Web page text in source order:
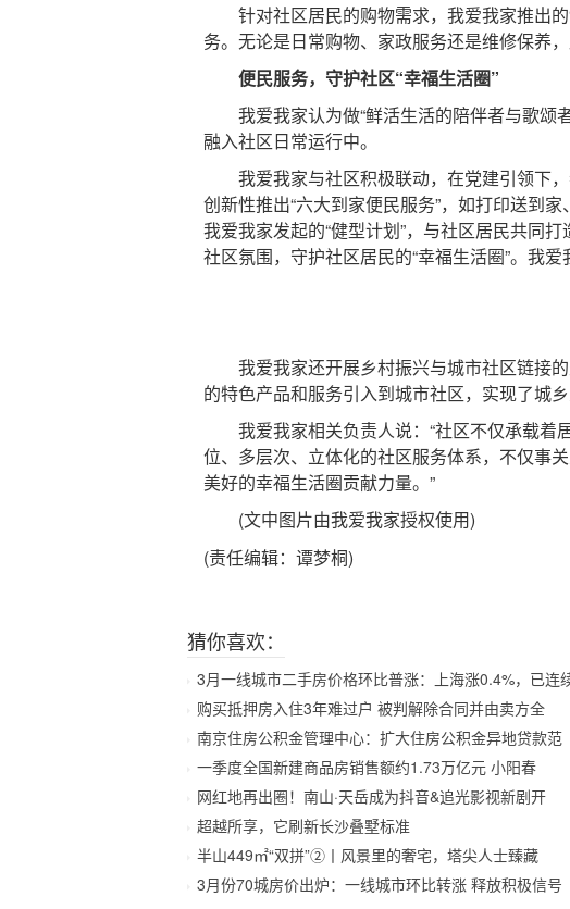
针对社区居民的购物需求，我爱我家推出的
务。无论是日常购物、家政服务还是维修保养
便民服务，守护社区“幸福生活圈”
我爱我家认为做“鲜活生活的陪伴者与歌颂
融入社区日常运行中。
我爱我家与社区积极联动，在党建引领下，
创新性推出“六大到家便民服务”，如打印送到
我爱我家发起的“健型计划”，与社区居民共同
社区氛围，守护社区居民的“幸福生活圈”。我
我爱我家还开展乡村振兴与城市社区链接的
的特色产品和服务引入到城市社区，实现了城乡
我爱我家相关负责人说：“社区不仅承载着
位、多层次、立体化的社区服务体系，不仅事
美好的幸福生活圈贡献力量。”
(文中图片由我爱我家授权使用)
(责任编辑：谭梦桐)
猜你喜欢：
3月一线城市二手房价格环比普涨：上海涨0.4%，已连
购买抵押房入住3年难过户 被判解除合同并由卖方全
南京住房公积金管理中心：扩大住房公积金异地贷款范
一季度全国新建商品房销售额约1.73万亿元 小阳春
网红地再出圈！南山·天岳成为抖音&追光影视新剧开
超越所享，它刷新长沙叠墅标准
半山449㎡“双拼”②丨风景里的奢宅，塔尖人士臻藏
3月份70城房价出炉：一线城市环比转涨 释放积极信号